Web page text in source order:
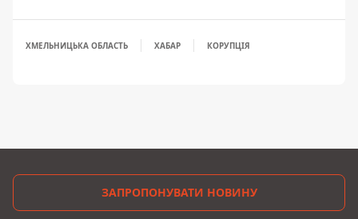
ХМЕЛЬНИЦЬКА ОБЛАСТЬ ХАБАР КОРУПЦІЯ
ЗАПРОПОНУВАТИ НОВИНУ